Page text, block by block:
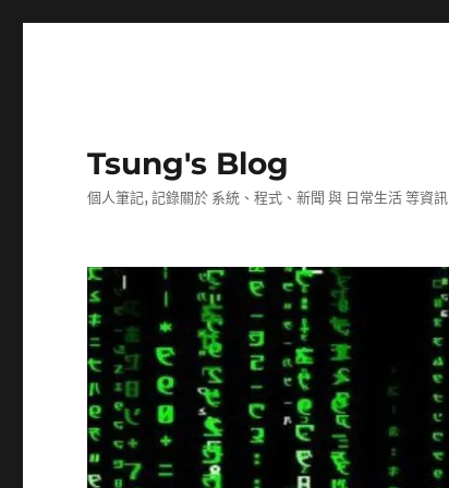
Tsung's Blog
個人筆記, 記錄關於 系統、程式、新聞 與 日常生活 等資訊